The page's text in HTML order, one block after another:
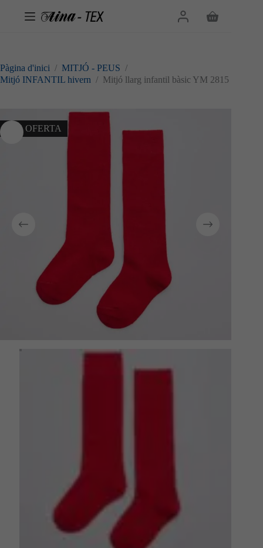
Cistella
Pàgina d'inici / MITJÓ - PEUS /
Mitjó INFANTIL hivern / Mitjó llarg infantil bàsic YM 2815
10% OFERTA